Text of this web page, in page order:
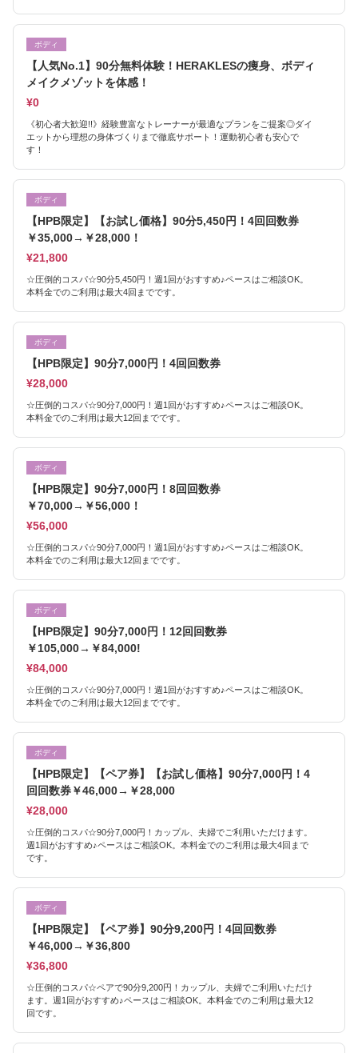
ボディ
【人気No.1】90分無料体験！HERAKLESの痩身、ボディ
メイクメゾットを体感！
¥0
《初心者大歓迎!!》経験豊富なトレーナーが最適なプランをご提案◎ダイ
エットから理想の身体づくりまで徹底サポート！運動初心者も安心で
す！
ボディ
【HPB限定】【お試し価格】90分5,450円！4回回数券
￥35,000→￥28,000！
¥21,800
☆圧倒的コスパ☆90分5,450円！週1回がおすすめ♪ペースはご相談OK。
本料金でのご利用は最大4回までです。
ボディ
【HPB限定】90分7,000円！4回回数券
¥28,000
☆圧倒的コスパ☆90分7,000円！週1回がおすすめ♪ペースはご相談OK。
本料金でのご利用は最大12回までです。
ボディ
【HPB限定】90分7,000円！8回回数券
￥70,000→￥56,000！
¥56,000
☆圧倒的コスパ☆90分7,000円！週1回がおすすめ♪ペースはご相談OK。
本料金でのご利用は最大12回までです。
ボディ
【HPB限定】90分7,000円！12回回数券
￥105,000→￥84,000!
¥84,000
☆圧倒的コスパ☆90分7,000円！週1回がおすすめ♪ペースはご相談OK。
本料金でのご利用は最大12回までです。
ボディ
【HPB限定】【ペア券】【お試し価格】90分7,000円！4
回回数券￥46,000→￥28,000
¥28,000
☆圧倒的コスパ☆90分7,000円！カップル、夫婦でご利用いただけます。
週1回がおすすめ♪ペースはご相談OK。本料金でのご利用は最大4回まで
です。
ボディ
【HPB限定】【ペア券】90分9,200円！4回回数券
￥46,000→￥36,800
¥36,800
☆圧倒的コスパ☆ペアで90分9,200円！カップル、夫婦でご利用いただけ
ます。週1回がおすすめ♪ペースはご相談OK。本料金でのご利用は最大12
回です。